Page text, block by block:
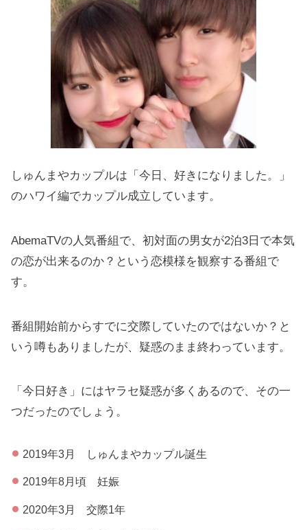
しゅんまやカップルは「今日、好きになりました。」
のハワイ編でカップル成立しています。
AbemaTVの人気番組で、初対面の男女が2泊3日で本気
の恋が出来るのか？という恋模様を観察する番組で
す。
番組開始前からすでに交際していたのではないか？と
いう噂もありましたが、疑惑のまま終わっています。
「今日好き」にはヤラセ疑惑が多くあるので、その一
つだったのでしょう。
2019年3月 しゅんまやカップル誕生
2019年8月頃 妊娠
2020年3月 交際1年